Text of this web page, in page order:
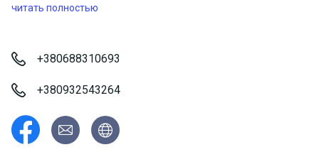
спортом. В определенный момент тренировки вы
Приходите и наслаждайтесь собой и своими
читать полностью
+380688310693
+380932543264